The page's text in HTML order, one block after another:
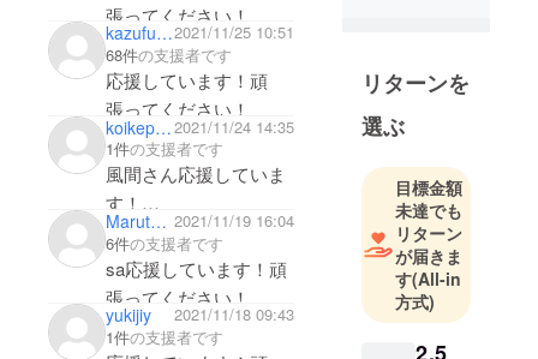
張ってください！
kazufuku32R2021/11/25 10:51
68件の支援者です
応援しています！頑
張ってください！
koikepaisenn2021/11/24 14:35
1件の支援者です
風間さん応援していま
す！
頑張ってください！
Marutomo1 2021/11/19 16:04
6件の支援者です
sa応援しています！頑
張ってください！
yukijiy
2021/11/18 09:43
1件の支援者です
リターンを
選ぶ
目標金額
未達でも
リターン
が届きま
す(All-in
方式)